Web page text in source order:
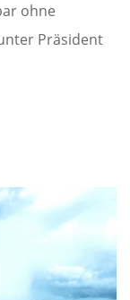
ohne
Präsident